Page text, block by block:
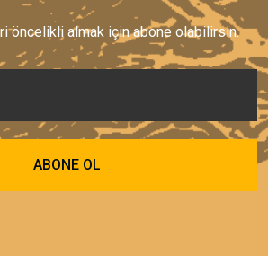
öncelikli almak için abone olabilirsin.